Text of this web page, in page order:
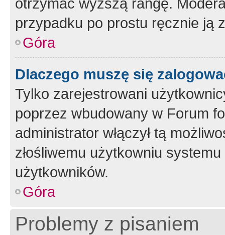
przypadku po prostu ręcznie ją
Góra
Dlaczego muszę się
Tylko zarejestrowani
poprzez wbudowany w Forum
administrator włączył tą
złośliwemu użytkowniu
użytkowników.
Góra
Problemy z pisaniem